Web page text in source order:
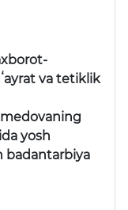
va tetiklik
yosh
badantarbiya